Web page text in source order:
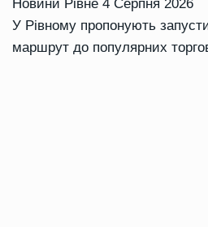
Новини Рівне 4 Серпня 2026
У Рівному пропонують
маршрут до популярних